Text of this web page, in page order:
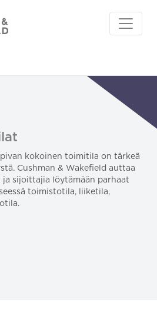
kokoinen toimitila on tärkeä
Cushman & Wakefield auttaa
sijoittajia löytämään parhaat
toimistotila, liiketila,